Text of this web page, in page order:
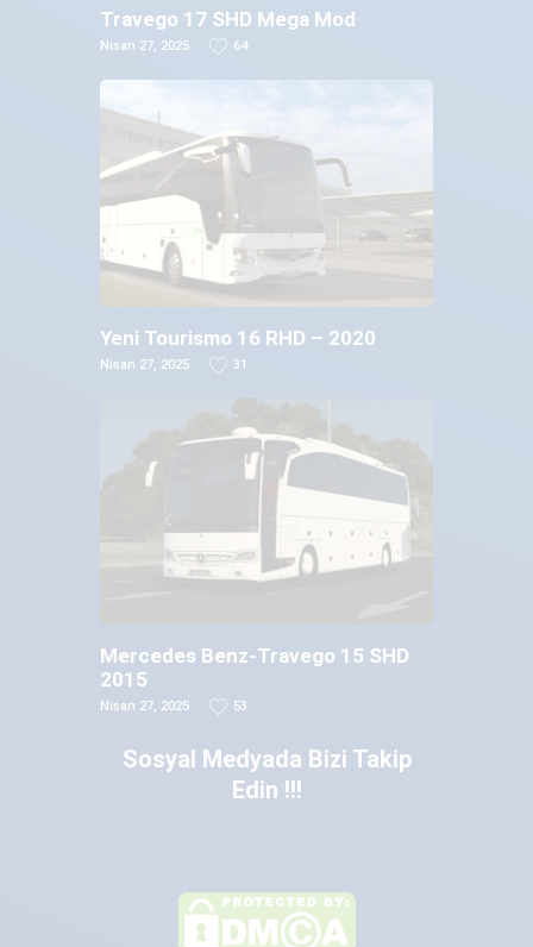
Travego 17 SHD Mega Mod
Nisan 27, 2025 64
Yeni Tourismo 16 RHD – 2020
Nisan 27, 2025 31
Mercedes Benz-Travego 15 SHD
2015
Nisan 27, 2025 53
Sosyal Medyada Bizi Takip
Edin !!!